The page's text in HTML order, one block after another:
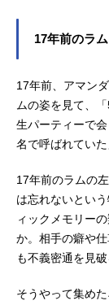
17年前のラ
17年前、アマン
ムの姿を見て、
生パーティーで
名で呼ばれてい
17年前のラムの
は忘れないとい
ィックメモリー
か。相手の癖や
も不義密通を見
そうやって集め